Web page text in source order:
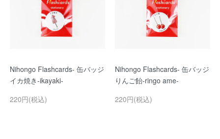
Nihongo Flashcards- 缶バッジ
イカ焼き-ikayaki-
220円(税込)
Nihongo Flashcards- 缶バッジ
りんご飴-ringo ame-
220円(税込)